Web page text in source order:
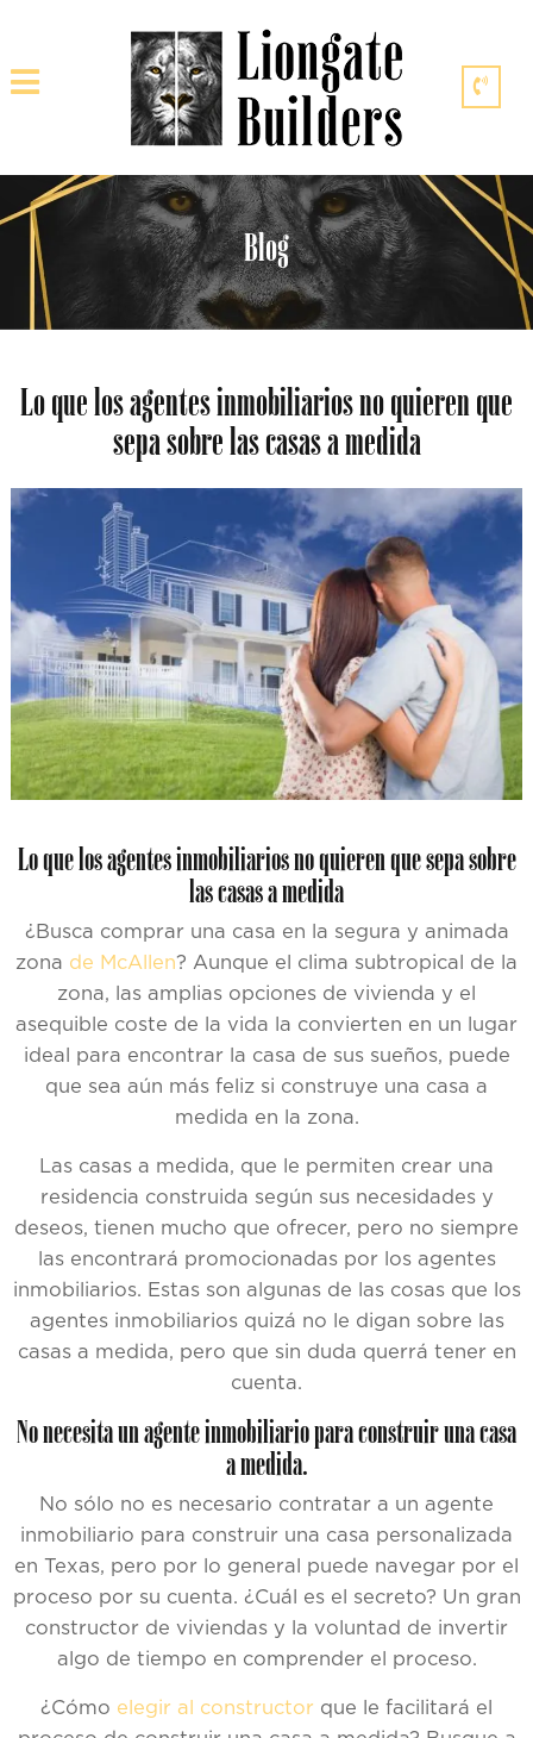
Blog
Lo que los agentes inmobiliarios no quieren que
sepa sobre las casas a medida
Lo que los agentes inmobiliarios no quieren que sepa sobre
las casas a medida
¿Busca comprar una casa en la segura y animada
zona de McAllen? Aunque el clima subtropical de la
zona, las amplias opciones de vivienda y el
asequible coste de la vida la convierten en un lugar
ideal para encontrar la casa de sus sueños, puede
que sea aún más feliz si construye una casa a
medida en la zona.
Las casas a medida, que le permiten crear una
residencia construida según sus necesidades y
deseos, tienen mucho que ofrecer, pero no siempre
las encontrará promocionadas por los agentes
inmobiliarios. Estas son algunas de las cosas que los
agentes inmobiliarios quizá no le digan sobre las
casas a medida, pero que sin duda querrá tener en
cuenta.
No necesita un agente inmobiliario para construir una casa
a medida.
No sólo no es necesario contratar a un agente
inmobiliario para construir una casa personalizada
en Texas, pero por lo general puede navegar por el
proceso por su cuenta. ¿Cuál es el secreto? Un gran
constructor de viviendas y la voluntad de invertir
algo de tiempo en comprender el proceso.
¿Cómo elegir al constructor que le facilitará el